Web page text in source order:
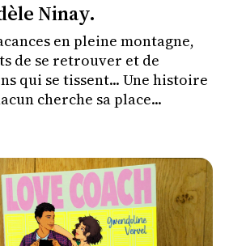
Ninay.
en pleine montagne,
de se retrouver et de
qui se tissent... Une histoire
cherche sa place...